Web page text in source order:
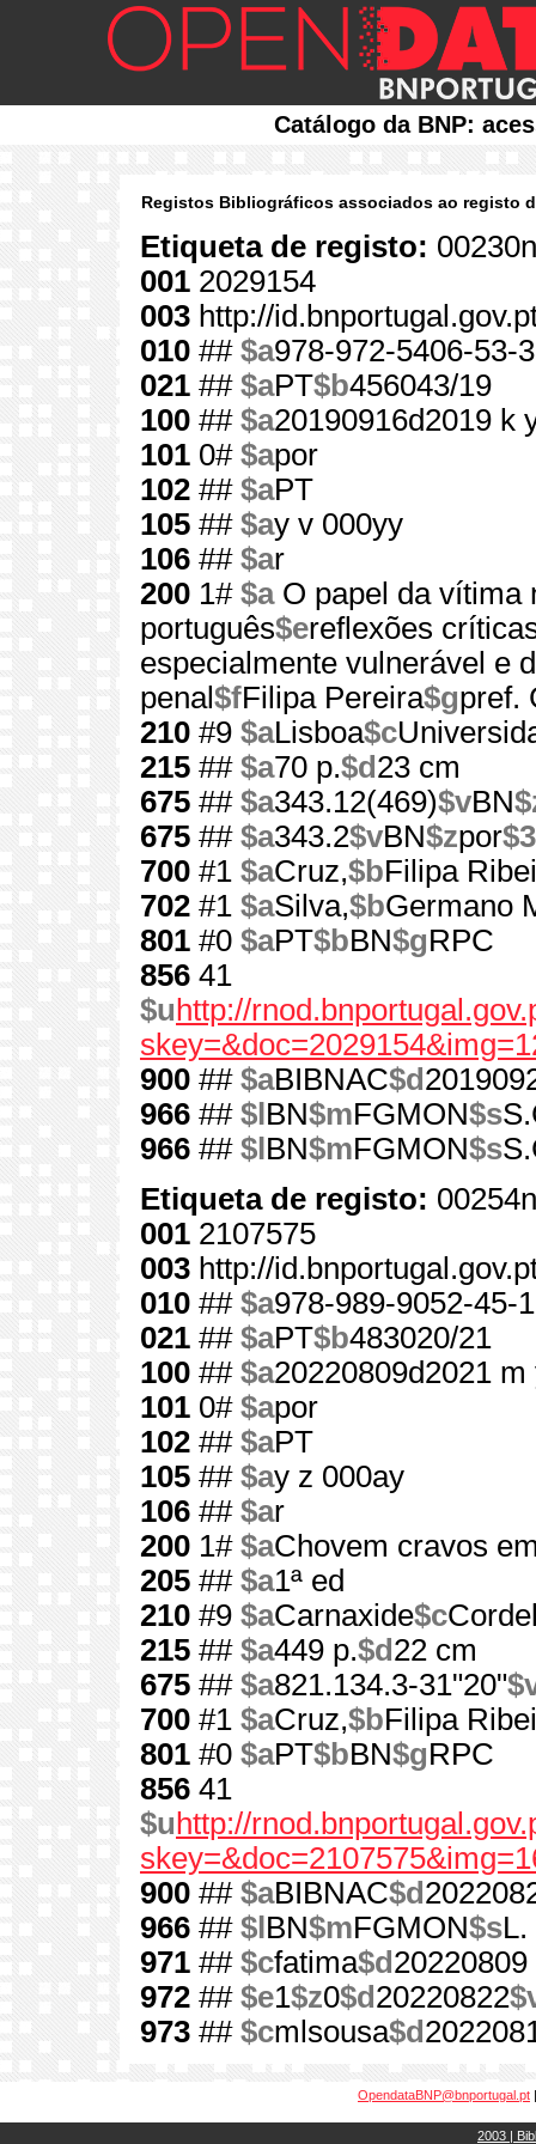
Catálogo da BNP:
Registos Bibliográficos associados ao registo
Etiqueta de registo:
001 2029154
003 http://
010 ## $a978-972-5406-53-3
021 ## $aPT$b456043/19
100 ## $a20190916d2019 k
101 0# $apor
102 ## $aPT
105 ## $ay v 000yy
106 ## $ar
200 1# $aO papel da vítima
português$ereflexões
especialmente vulnerável e
penal$fFilipa Pereira$gpref.
210 #9 $aLisboa$c
215 ## $a70 p.$d 23 cm
675 ## $a343.12(469)$vBN
675 ## $a343.2$vBN$zpor$3
700 #1 $aCruz,$bFilipa
702 #1 $aSilva,$bGermano
801 #0 $aPT$bBN$gRPC
856 41
$u http://
900 ## $aBIBNAC$d
966 ## $l BN$mFGMON$s
966 ## $l BN$mFGMON$s
Etiqueta de registo:
001 2107575
003 http://
010 ## $a978-989-9052-45-1
021 ## $aPT$b483020/21
100 ## $a20220809d2021
101 0# $apor
102 ## $aPT
105 ## $ay z 000ay
106 ## $ar
200 1# $aChovem cravos
205 ## $a1ª ed
210 #9 $aCarnaxide$c
215 ## $a449 p.$d 22 cm
675 ## $a821.134.3-31"20"
700 #1 $aCruz,$bFilipa
801 #0 $aPT$bBN$gRPC
856 41
$u http://
900 ## $aBIBNAC$d
966 ## $l BN$mFGMON$sL.
971 ## $cfatima$d 20220809
972 ## $e1$z0$d 20220822
973 ## $cmlsousa$d
OpendataBNP@bnportugal.pt
2003 |